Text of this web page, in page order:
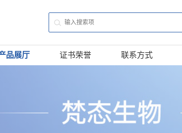
品展厅 证书荣誉 联系方式